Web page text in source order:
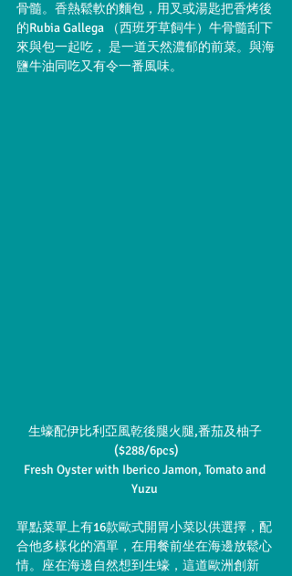
骨髓。香熱鬆軟的麵包，用叉或湯匙把香烤後
的Rubia Gallega （西班牙草飼牛）牛骨髓刮下
來與包一起吃， 是一道天然濃郁的前菜。與海
鹽牛油同吃又有令一番風味。
生蠔配伊比利亞風乾後腿火腿,番茄及柚子
($288/6pcs)
Fresh Oyster with Iberico Jamon, Tomato and
Yuzu
單點菜單上有16款歐式開胃小菜以供選擇，配
合他多樣化的酒單，在用餐前坐在海邊放鬆心
情。座在海邊自然想到生蠔，這道歐洲創新